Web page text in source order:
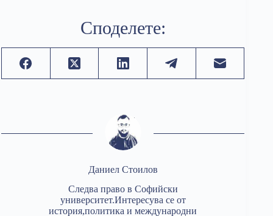
Споделете:
Даниел Стоилов
Следва право в Софийски
университет.Интересува се от
история,политика и международни